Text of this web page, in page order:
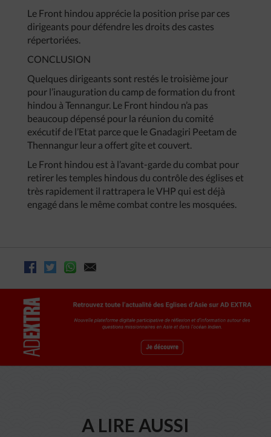
Le Front hindou apprécie la position prise par ces
dirigeants pour défendre les droits des castes
répertoriées.
CONCLUSION
Quelques dirigeants sont restés le troisième jour
pour l’inauguration du camp de formation du front
hindou à Tennangur. Le Front hindou n’a pas
beaucoup dépensé pour la réunion du comité
exécutif de l’Etat parce que le Gnadagiri Peetam de
Thennangur leur a offert gîte et couvert.
Le Front hindou est à l’avant-garde du combat pour
retirer les temples hindous du contrôle des églises et
très rapidement il rattrapera le VHP qui est déjà
engagé dans le même combat contre les mosquées.
A LIRE AUSSI